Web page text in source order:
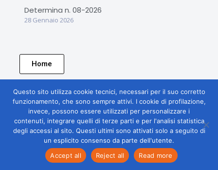
Determina n. 08-2026
28 Gennaio 2026
Home
Questo sito utilizza cookie tecnici, necessari per il suo corretto
funzionamento, che sono sempre attivi. I cookie di profilazione,
invece, possono essere utilizzati per personalizzare i
contenuti, integrare quelli di terze parti e per l'analisi statistica
degli accessi al sito. Questi ultimi sono attivati solo a seguito di
un esplicito consenso da parte dell'utente.
Accept all
Reject all Read more